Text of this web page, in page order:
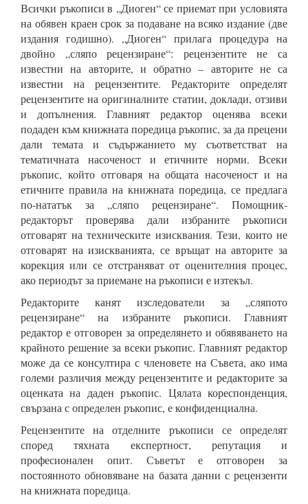
Всички ръкописи в „Диоген“ се приемат при условията
на обявен краен срок за подаване на всяко издание (две
издания годишно). „Диоген“ прилага процедура на
двойно „сляпо рецензиране“: рецензентите не са
известни на авторите, и обратно – авторите не са
известни на рецензентите. Редакторите определят
рецензентите на оригиналните статии, доклади, отзиви
и допълнения. Главният редактор оценява всеки
подаден към книжната поредица ръкопис, за да прецени
дали темата и съдържанието му съответстват на
тематичната насоченост и етичните норми. Всеки
ръкопис, който отговаря на общата насоченост и на
етичните правила на книжната поредица, се предлага
по-нататък за „сляпо рецензиране“. Помощник-
редакторът проверява дали избраните ръкописи
отговарят на техническите изисквания. Тези, които не
отговарят на изискванията, се връщат на авторите за
корекция или се отстраняват от оценителния процес,
ако периодът за приемане на ръкописи е изтекъл.
Редакторите канят изследователи за „сляпото
рецензиране“ на избраните ръкописи. Главният
редактор е отговорен за определянето и обявяването на
крайното решение за всеки ръкопис. Главният редактор
може да се консултира с членовете на Съвета, ако има
големи различия между рецензентите и редакторите за
оценката на даден ръкопис. Цялата кореспонденция,
свързана с определен ръкопис, е конфиденциална.
Рецензентите на отделните ръкописи се определят
според тяхната експертност, репутация и
професионален опит. Съветът е отговорен за
постоянното обновяване на базата данни с рецензенти
на книжната поредица.